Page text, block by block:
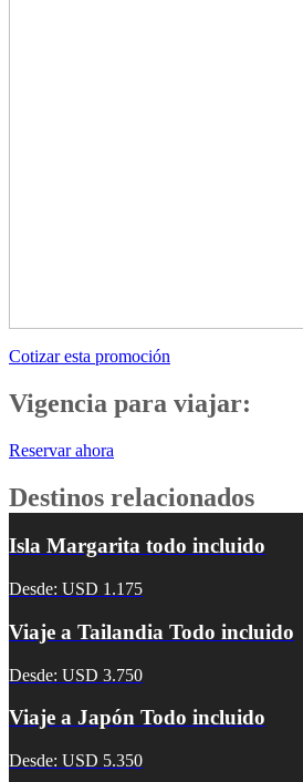
Cotizar esta promoción
Vigencia para viajar:
Reservar ahora
Destinos relacionados
Isla Margarita todo incluido
Desde: USD 1.175
Viaje a Tailandia Todo incluido
Desde: USD 3.750
Viaje a Japón Todo incluido
Desde: USD 5.350